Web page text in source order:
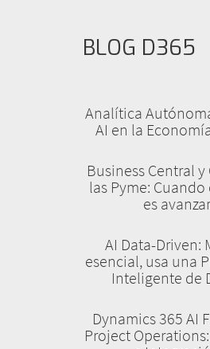
BLOG D365
Analítica
AI en la
Business Central y
las Pyme:
es
AI Data-Driven:
esencial, usa una
Inteligente de
Dynamics 365 AI
Project